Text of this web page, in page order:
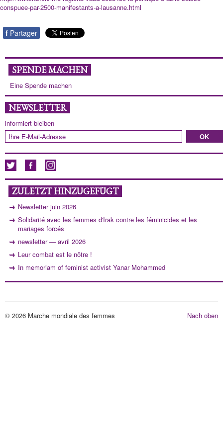
conspuee-par-2500-manifestants-a-lausanne.html
f Partager
SPENDE MACHEN
Eine Spende machen
NEWSLETTER
informiert bleiben
ZULETZT HINZUGEFÜGT
Newsletter juin 2026
Solidarité avec les femmes d'Irak contre les féminicides et les
mariages forcés
newsletter — avril 2026
Leur combat est le nôtre !
In memoriam of feminist activist Yanar Mohammed
Nach oben
© 2026 Marche mondiale des femmes